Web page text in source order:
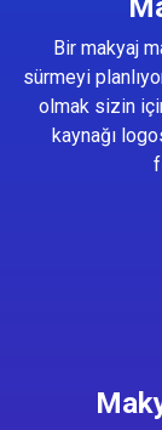
Bir makyaj
sürmeyi
olmak sizin
kaynağı